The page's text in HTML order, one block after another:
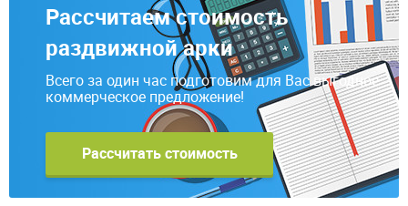
Рассчитаем стоимость
раздвижной арки
Всего за один час подготовим для Вас выгодное
коммерческое предложение!
Рассчитать стоимость